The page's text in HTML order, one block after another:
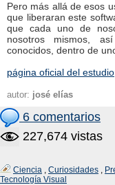
Pero más allá de esos
que liberaran este
que cada uno de
nosotros mismos,
conocidos, dentro de
página oficial del estudio
autor: josé elías
6 comentarios
227,674 vistas
Ciencia , Curiosidades ,
Tecnología Visual